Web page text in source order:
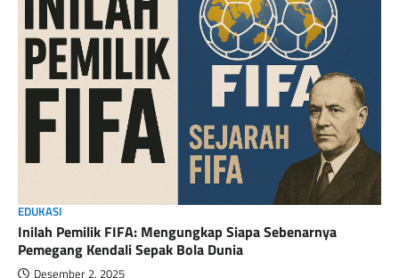
EDUKASI
Inilah Pemilik FIFA: Mengungkap Siapa Sebenarnya
Pemegang Kendali Sepak Bola Dunia
Desember 2, 2025